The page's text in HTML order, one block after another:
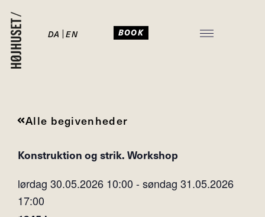
DA EN BOOK
Alle begivenheder
Konstruktion og strik. Workshop
lørdag 30.05.2026 10:00 - søndag 31.05.2026
17:00